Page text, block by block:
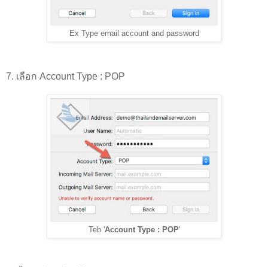
Ex Type email account and password
7. เลือก Account Type : POP
Teb 'Account Type : POP'